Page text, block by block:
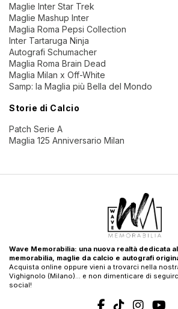
Maglie Inter Star Trek
Maglie Mashup Inter
Maglia Roma Pepsi Collection
Inter Tartaruga Ninja
Autografi Schumacher
Maglia Roma Brain Dead
Maglia Milan x Off-White
Samp: la Maglia più Bella del Mondo
Storie di Calcio
Patch Serie A
Maglia 125 Anniversario Milan
Wave Memorabilia: una nuova realtà dedicata
memorabilia, maglie da calcio e autografi
Acquista online oppure vieni a trovarci nella
Vighignolo (Milano)… e non dimenticare di
social!